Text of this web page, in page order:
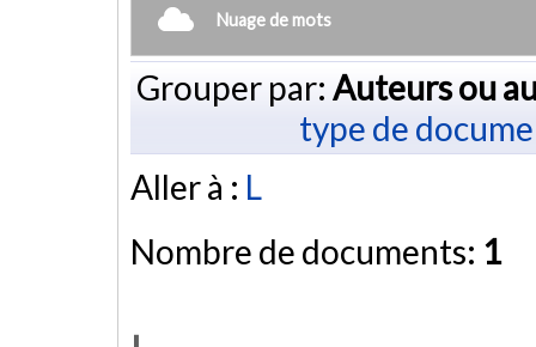
Nuage de mots
Grouper par: Auteurs ou
type de
Aller à : L
Nombre de documents: 1